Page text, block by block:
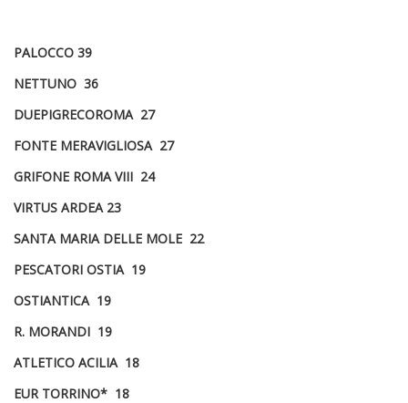
PALOCCO 39
NETTUNO 36
DUEPIGRECOROMA 27
FONTE MERAVIGLIOSA 27
GRIFONE ROMA VIII 24
VIRTUS ARDEA 23
SANTA MARIA DELLE MOLE 22
PESCATORI OSTIA 19
OSTIANTICA 19
R. MORANDI 19
ATLETICO ACILIA 18
EUR TORRINO* 18